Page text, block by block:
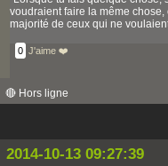
voudraient faire la même
majorité de ceux qui ne
0 J'aime ❤️
🔴 Hors ligne
2014-10-13 09:27:39